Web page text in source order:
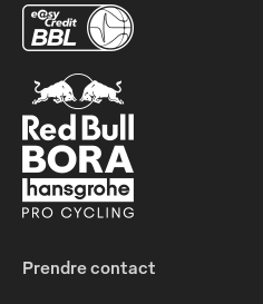
Prendre contact